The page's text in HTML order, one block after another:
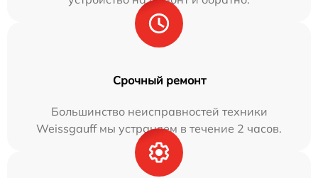
Срочный ремонт
Большинство неисправностей техники
Weissgauff мы устраняем в течение 2 часов.